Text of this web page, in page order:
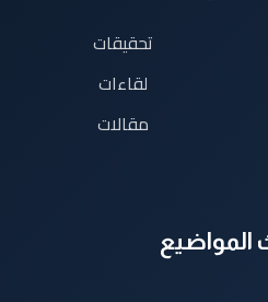
تحقيقات
لقاءات
مقالات
المواضيع